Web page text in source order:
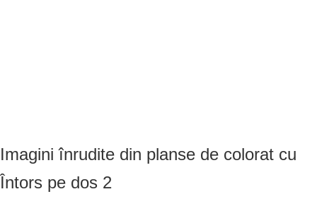
Imagini înrudite din planse de colorat cu
Întors pe dos 2